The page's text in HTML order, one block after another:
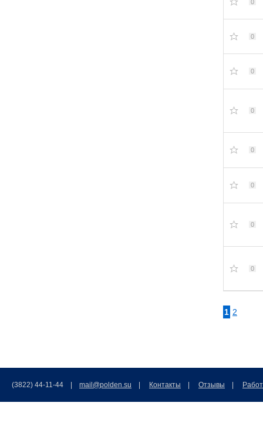
0
0
0
0
0
0
0
0
1 2
(3822) 44-11-44 | mail@polden.su Контакты Отзывы